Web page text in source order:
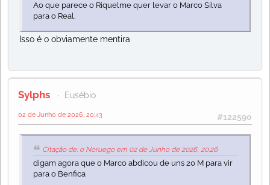
Ao que parece o Riquelme quer levar o Marco Silva
para o Real.
Isso é o obviamente mentira
Sylphs Eusébio
#122590
02 de Junho de 2026, 20:43
Citação de: o Noruego em 02 de Junho de 2026, 20:26
digam agora que o Marco abdicou de uns 20 M para vir
para o Benfica